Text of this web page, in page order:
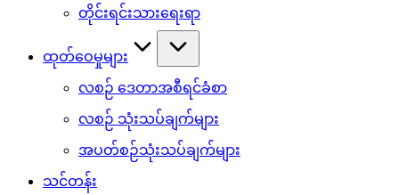
တိုင်းရင်းသားရေးရာ
ထုတ်ဝေမှုများ
လစဉ် ဒေတာအစီရင်ခံစာ
လစဉ် သုံးသပ်ချက်များ
အပတ်စဉ်သုံးသပ်ချက်များ
သင်တန်း